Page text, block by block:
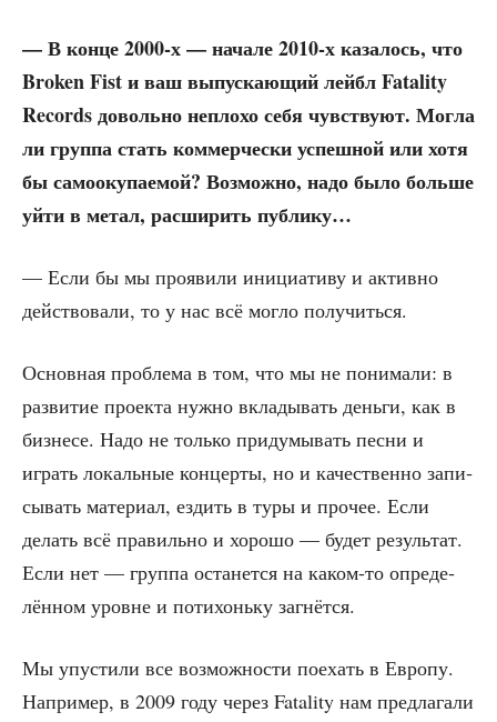
— В кон­це 2000‑х — нача­ле 2010‑х каза­лось, что
Broken Fist и ваш выпус­ка­ю­щий лей­бл Fatality
Records доволь­но непло­хо себя чув­ству­ют. Мог­ла
ли груп­па стать ком­мер­че­ски успеш­ной или хотя
бы само­оку­па­е­мой? Воз­мож­но, надо было боль­ше
уйти в метал, рас­ши­рить публику…
— Если бы мы про­яви­ли ини­ци­а­ти­ву и актив­но
дей­ство­ва­ли, то у нас всё мог­ло получиться.
Основ­ная про­бле­ма в том, что мы не пони­ма­ли: в
раз­ви­тие про­ек­та нуж­но вкла­ды­вать день­ги, как в
биз­не­се. Надо не толь­ко при­ду­мы­вать пес­ни и
играть локаль­ные кон­цер­ты, но и каче­ствен­но запи­
сы­вать мате­ри­ал, ездить в туры и про­чее. Если
делать всё пра­виль­но и хоро­шо — будет резуль­тат.
Если нет — груп­па оста­нет­ся на каком-то опре­де­
лён­ном уровне и поти­хонь­ку загнётся.
Мы упу­сти­ли все воз­мож­но­сти поехать в Евро­пу.
Напри­мер, в 2009 году через Fatality нам пред­ла­га­ли